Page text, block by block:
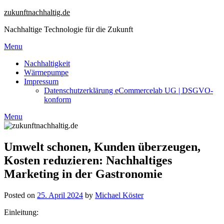
Skip
content
zukunftnachhaltig.de
Nachhaltige Technologie für die Zukunft
Menu
Nachhaltigkeit
Wärmepumpe
Impressum
Datenschutzerklärung eCommercelab UG | DSGVO-
konform
Menu
Umwelt schonen, Kunden überzeugen,
Kosten reduzieren: Nachhaltiges
Marketing in der Gastronomie
Posted on 25. April 2024 by Michael Köster
Einleitung: